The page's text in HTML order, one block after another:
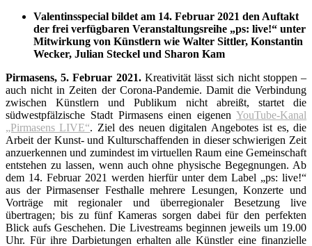
Valentinsspecial bildet am 14. Februar 2021 den Auftakt
der frei verfügbaren Veranstaltungsreihe „ps: live!“ unter
Mitwirkung von Künstlern wie Walter Sittler, Konstantin
Wecker, Julian Steckel und Sharon Kam
Pirmasens, 5. Februar 2021. Kreativität lässt sich nicht stoppen –
auch nicht in Zeiten der Corona-Pandemie. Damit die Verbindung
zwischen Künstlern und Publikum nicht abreißt, startet die
südwestpfälzische Stadt Pirmasens einen eigenen YouTube-Kanal
„Pirmasens LIVE“. Ziel des neuen digitalen Angebotes ist es, die
Arbeit der Kunst- und Kulturschaffenden in dieser schwierigen Zeit
anzuerkennen und zumindest im virtuellen Raum eine Gemeinschaft
entstehen zu lassen, wenn auch ohne physische Begegnungen. Ab
dem 14. Februar 2021 werden hierfür unter dem Label „ps: live!“
aus der Pirmasenser Festhalle mehrere Lesungen, Konzerte und
Vorträge mit regionaler und überregionaler Besetzung live
übertragen; bis zu fünf Kameras sorgen dabei für den perfekten
Blick aufs Geschehen. Die Livestreams beginnen jeweils um 19.00
Uhr. Für ihre Darbietungen erhalten alle Künstler eine finanzielle